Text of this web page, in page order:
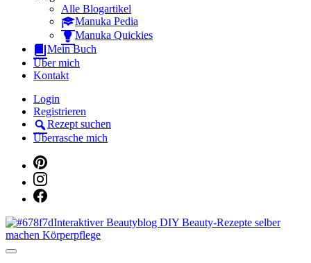
Alle Blogartikel
Manuka Pedia
Manuka Quickies
Mein Buch
Über mich
Kontakt
Login
Registrieren
Rezept suchen
Überrasche mich